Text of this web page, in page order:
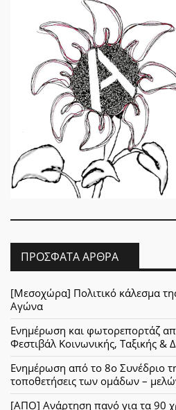
ΠΡΌΣΦΑΤΑ ΆΡΘΡΑ
[Μεσοχώρα] Πολιτικό κάλεσμα
Αγώνα
Ενημέρωση και φωτορεπορτάζ
Φεστιβάλ Κοινωνικής, Ταξικής &
Ενημέρωση από το 8ο Συνέδριο
τοποθετήσεις των ομάδων –
[ΑΠΟ] Ανάρτηση πανό για τα 90